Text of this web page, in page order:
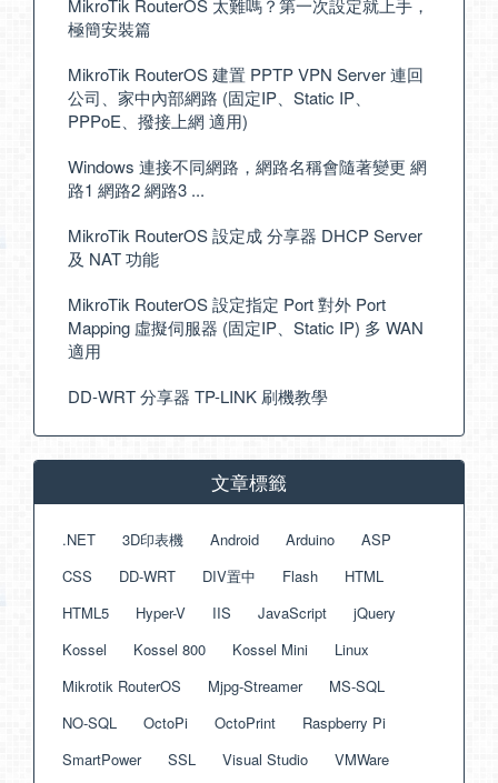
極簡安裝篇
MikroTik RouterOS 建置 PPTP VPN Server 連回
公司、家中內部網路 (固定IP、Static IP、
PPPoE、撥接上網 適用)
Windows 連接不同網路，網路名稱會隨著變更 網
路1 網路2 網路3 ...
MikroTik RouterOS 設定成 分享器 DHCP Server
及 NAT 功能
MikroTik RouterOS 設定指定 Port 對外 Port
Mapping 虛擬伺服器 (固定IP、Static IP) 多 WAN
適用
DD-WRT 分享器 TP-LINK 刷機教學
文章標籤
.NET 3D印表機 Android Arduino
ASP
CSS
DD-WRT DIV置中 Flash
HTML
HTML5
Hyper-V IIS JavaScript
jQuery
Kossel
Kossel 800 Kossel Mini
Linux
Mikrotik RouterOS
Mjpg-Streamer
MS-SQL
NO-SQL
OctoPi OctoPrint
Raspberry Pi
SmartPower
SSL Visual Studio
VMWare